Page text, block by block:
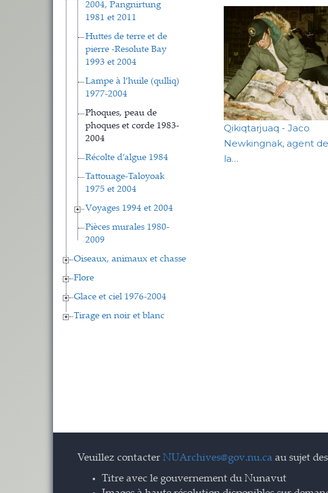
2004, Pangnirtung
1981 et 2011
Huttes de terre et de
pierre -Resolute Bay
1993 et 2004
Lampe à l’huile (qulliq)
1977-2004
Phoques, peau de
phoques et corde 1983-
2004
Récolte d’algue 1984
Tattouage-Taloyoak
1975 et 2004
Voyages 1994 et 2004
Pièces murales 1980-
2009
Oiseaux, animaux et chasse
Flore
Glace et ciel 1976-2004
Tirage en noir et blanc
Qikiqtarjuaq - Jaco
Newkingnak, agent de
la…
Veuillez contacter NUArchives@gov.nu.ca au sujet
Titre avec le gouvernement du Nunavut